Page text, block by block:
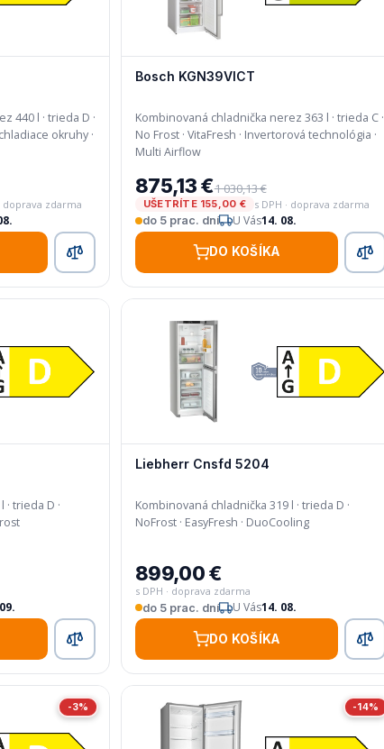
440 l · trieda D ·
doprava zdarma
Bosch KGN39VICT
Kombinovaná chladnička nerez 363 l · trieda C ·
No Frost · VitaFresh · Invertorová technológia ·
Multi Airflow
875,13 €1 030,13 €
UŠETRÍTE 155,00 €
s DPH · doprava zdarma
do 5 prac. dní
U Vás14. 08.
DO KOŠÍKA
trieda D ·
· NoFrost
Liebherr Cnsfd 5204
Kombinovaná chladnička 319 l · trieda D ·
NoFrost · EasyFresh · DuoCooling
899,00 €
s DPH · doprava zdarma
do 5 prac. dní
U Vás14. 08.
DO KOŠÍKA
-3% -14%